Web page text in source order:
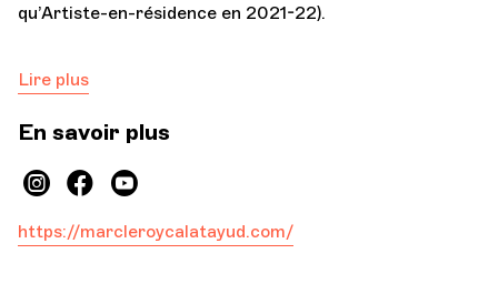
qu’Artiste-en-résidence en 2021-22).
Lire plus
En savoir plus
https://marcleroycalatayud.com/